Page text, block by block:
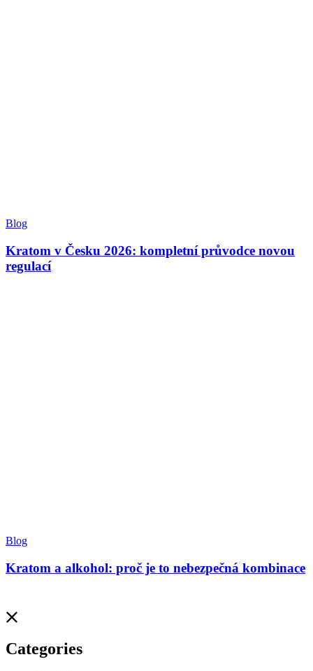
Blog
Kratom v Česku 2026: kompletní průvodce novou
regulací
Blog
Kratom a alkohol: proč je to nebezpečná kombinace
Categories